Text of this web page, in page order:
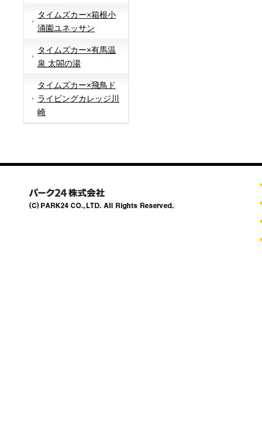
タイムズカー×箱根小
涌園ユネッサン
タイムズカー×有馬温
泉 太閤の湯
タイムズカー×飛鳥ド
ライビングカレッジ川
崎